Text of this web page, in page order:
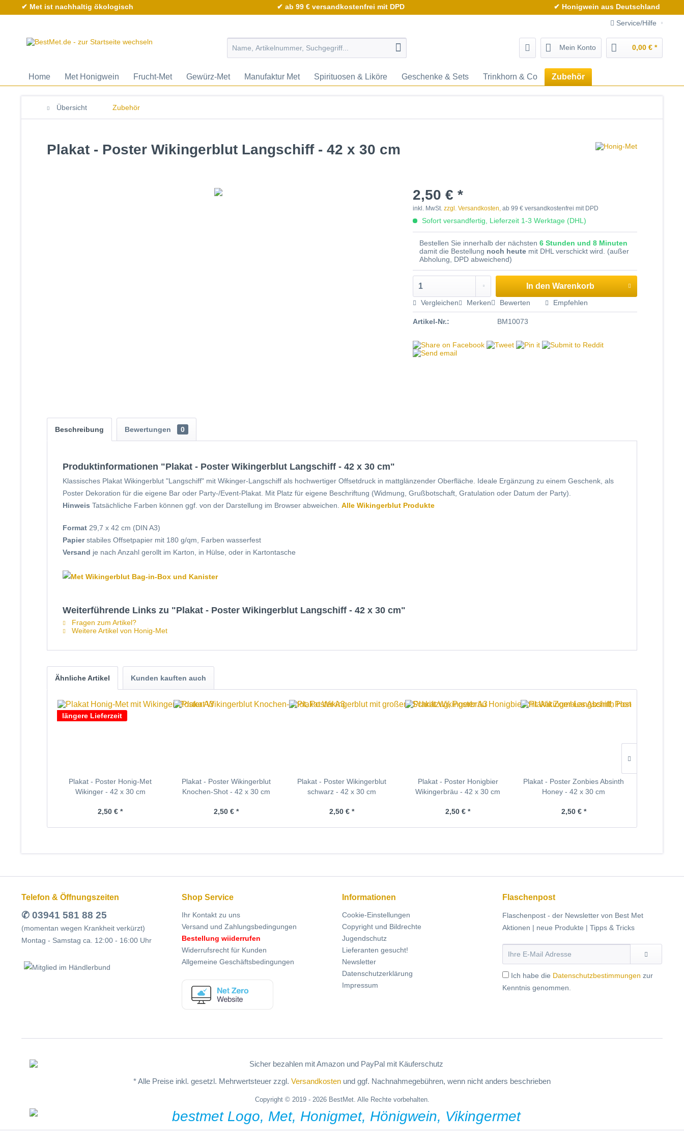
✔ Met ist nachhaltig ökologisch ✔ ab 99 € versandkostenfrei mit DPD
✔ Honigwein aus Deutschland
Service/Hilfe
Mein Konto 0,00 € *
Home Met Honigwein Frucht-Met Gewürz-Met Manufaktur Met Spirituosen & Liköre Geschenke & Sets Trinkhorn & Co Zubehör
Übersicht Zubehör
Plakat - Poster Wikingerblut Langschiff - 42 x 30 cm
2,50 € *
inkl. MwSt.zzgl. Versandkosten, ab 99 € versandkostenfrei mit DPD
Sofort versandfertig, Lieferzeit 1-3 Werktage (DHL)
Bestellen Sie innerhalb der nächsten6 Stunden und 8 Minuten
damit die Bestellung noch heute mit DHL verschickt wird. (außer
Abholung, DPD abweichend)
In den Warenkorb
Vergleichen Merken Bewerten Empfehlen
Artikel-Nr.: BM10073
Beschreibung Bewertungen 0
Produktinformationen "Plakat - Poster Wikingerblut Langschiff - 42 x 30 cm"
Klassisches Plakat Wikingerblut "Langschiff" mit Wikinger-Langschiff als hochwertiger Offsetdruck in mattglänzender Oberfläche. Ideale Ergänzung zu einem Geschenk, als
Poster Dekoration für die eigene Bar oder Party-/Event-Plakat. Mit Platz für eigene Beschriftung (Widmung, Grußbotschaft, Gratulation oder Datum der Party).
Hinweis Tatsächliche Farben können ggf. von der Darstellung im Browser abweichen. Alle Wikingerblut Produkte
Format 29,7 x 42 cm (DIN A3)
Papierstabiles Offsetpapier mit 180 g/qm, Farben wasserfest
Versand je nach Anzahl gerollt im Karton, in Hülse, oder in Kartontasche
Weiterführende Links zu "Plakat - Poster Wikingerblut Langschiff - 42 x 30 cm"
Fragen zum Artikel?
Weitere Artikel von Honig-Met
Ähnliche Artikel Kunden kauften auch
längere Lieferzeit
Plakat - Poster Honig-Met
Wikinger - 42 x 30 cm
2,50 € *
Plakat - Poster Wikingerblut
Knochen-Shot - 42 x 30 cm
2,50 € *
Plakat - Poster Wikingerblut
schwarz - 42 x 30 cm
2,50 € *
Plakat - Poster Honigbier
Wikingerbräu - 42 x 30 cm
2,50 € *
Plakat - Poster Zonbies Absinth
Honey - 42 x 30 cm
2,50 € *
Telefon & Öffnungszeiten
✆ 03941 581 88 25
(momentan wegen Krankheit verkürzt)
Montag - Samstag ca. 12:00 - 16:00 Uhr
Shop Service
Ihr Kontakt zu uns
Versand und Zahlungsbedingungen
Bestellung wiiderrufen
Widerrufsrecht für Kunden
Allgemeine Geschäftsbedingungen
Informationen
Cookie-Einstellungen
Copyright und Bildrechte
Jugendschutz
Lieferanten gesucht!
Newsletter
Datenschutzerklärung
Impressum
Flaschenpost
Flaschenpost - der Newsletter von Best Met
Aktionen | neue Produkte | Tipps & Tricks
Ich habe die Datenschutzbestimmungen zur
Kenntnis genommen.
* Alle Preise inkl. gesetzl. Mehrwertsteuer zzgl. Versandkosten und ggf. Nachnahmegebühren, wenn nicht anders beschrieben
Copyright © 2019 - 2026 BestMet. Alle Rechte vorbehalten.